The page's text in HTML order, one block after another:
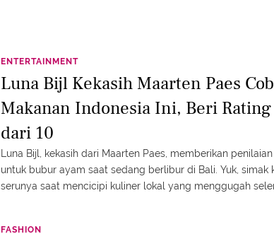
ENTERTAINMENT
Luna Bijl Kekasih Maarten Paes
Makanan Indonesia Ini, Beri
dari 10
Luna Bijl, kekasih dari Maarten Paes, memberikan
untuk bubur ayam saat sedang berlibur di Bali. Yuk, simak
serunya saat mencicipi kuliner lokal yang menggugah
FASHION